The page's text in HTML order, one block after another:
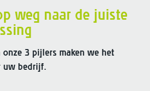
weg naar de juiste
onze 3 pijlers maken we het
uw bedrijf.